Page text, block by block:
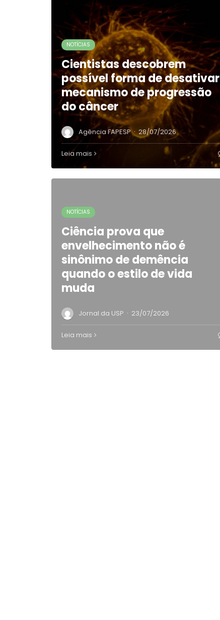
NOTÍCIAS
Cientistas descobrem
possível forma de desativar
mecanismo de progressão
do câncer
Agência FAPESP · 28/07/2026
Leia mais
NOTÍCIAS
Ciência prova que
envelhecimento não é
sinônimo de demência
quando o estilo de vida
muda
Jornal da USP · 23/07/2026
Leia mais